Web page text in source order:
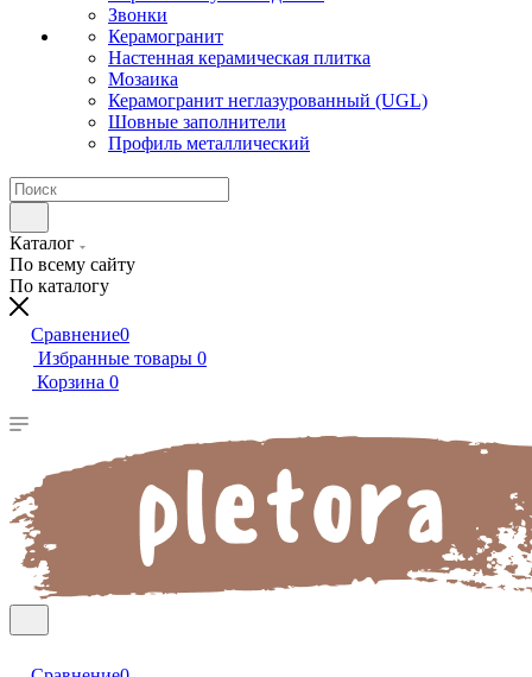
Звонки
Керамогранит
Настенная керамическая плитка
Мозаика
Керамогранит неглазурованный (UGL)
Шовные заполнители
Профиль металлический
Каталог
По всему сайту
По каталогу
Сравнение0
Избранные товары 0
Корзина 0